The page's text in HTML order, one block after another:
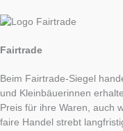
Fairtrade
Beim Fairtrade-Siegel
und Kleinbäuerinnen
Preis für ihre Waren, auch
faire Handel strebt